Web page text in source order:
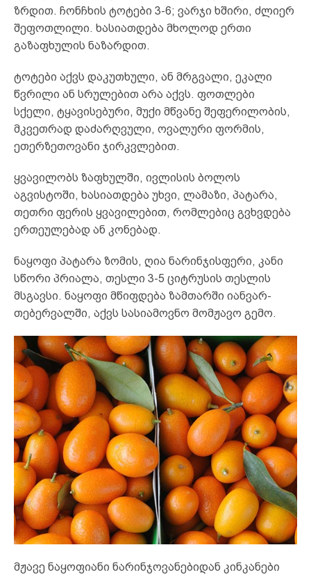
ზრდით. ჩონჩხის ტოტები 3-6; ვარჯი ხშირი, ძლიერ
შეფოთლილი. ხასიათდება მხოლოდ ერთი
გაზაფხულის ნაზარდით.
ტოტები აქვს დაკუთხული, ან მრგვალი, ეკალი
წვრილი ან სრულებით არა აქვს. ფოთლები
სქელი, ტყავისებური, მუქი მწვანე შეფერილობის,
მკვეთრად დაძარღვული, ოვალური ფორმის,
ეთერზეთოვანი ჯირკვლებით.
ყვავილობს ზაფხულში, ივლისის ბოლოს
აგვისტოში, ხასიათდება უხვი, ლამაზი, პატარა,
თეთრი ფერის ყვავილებით, რომლებიც გვხვდება
ერთეულებად ან კონებად.
ნაყოფი პატარა ზომის, ღია ნარინჯისფერი, კანი
სწორი პრიალა, თესლი 3-5 ციტრუსის თესლის
მსგავსი. ნაყოფი მწიფდება ზამთარში იანვარ-
თებერვალში, აქვს სასიამოვნო მომჟავო გემო.
მჟავე ნაყოფიანი ნარინჯოვანებიდან კინკანები